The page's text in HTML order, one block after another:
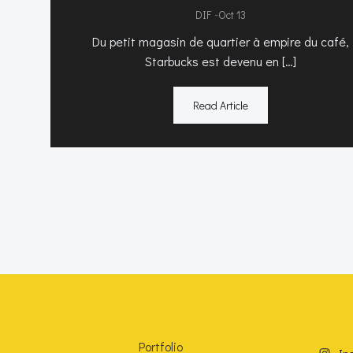
DIF -Oct 13
Du petit magasin de quartier à empire du café,
Starbucks est devenu en […]
Read Article
Portfolio